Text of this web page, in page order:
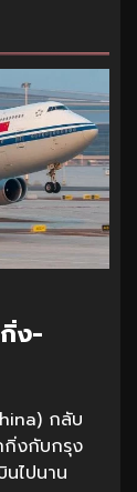
ง-
กลับ
กิ่งกับกรุง
ไปนาน